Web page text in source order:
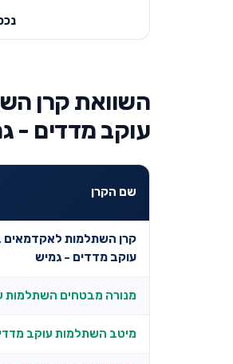
השוואת קרן
עוקב מדדים -
שם הקרן
קרן השתלמות לאקדמאים
עוקב מדדים - גמיש
מנורה מבטחים השתלמות
מיטב השתלמות עוקב